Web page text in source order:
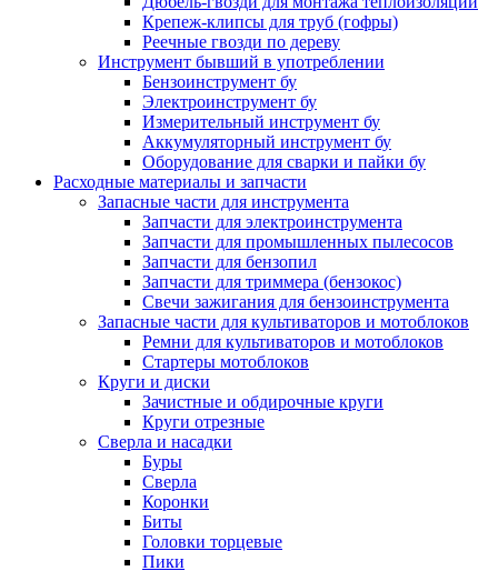
Крепеж-клипсы для труб (гофры)
Реечные гвозди по дереву
Инструмент бывший в употреблении
Бензоинструмент бу
Электроинструмент бу
Измерительный инструмент бу
Аккумуляторный инструмент бу
Оборудование для сварки и пайки бу
Расходные материалы и запчасти
Запасные части для инструмента
Запчасти для электроинструмента
Запчасти для промышленных пылесосов
Запчасти для бензопил
Запчасти для триммера (бензокос)
Свечи зажигания для бензоинструмента
Запасные части для культиваторов и мотоблоков
Ремни для культиваторов и мотоблоков
Стартеры мотоблоков
Круги и диски
Зачистные и обдирочные круги
Круги отрезные
Сверла и насадки
Буры
Сверла
Коронки
Биты
Головки торцевые
Пики